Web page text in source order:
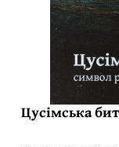
Цусімська